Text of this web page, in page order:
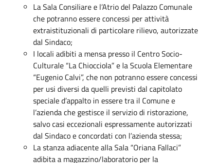
La Sala Consiliare e l’Atrio del Palazzo Comunale
che potranno essere concessi per attività
extraistituzionali di particolare rilievo, autorizzate
dal Sindaco;
I locali adibiti a mensa presso il Centro Socio-
Culturale “La Chiocciola” e la Scuola Elementare
“Eugenio Calvi”, che non potranno essere concessi
per usi diversi da quelli previsti dal capitolato
speciale d’appalto in essere tra il Comune e
l’azienda che gestisce il servizio di ristorazione,
salvo casi eccezionali espressamente autorizzati
dal Sindaco e concordati con l’azienda stessa;
La stanza adiacente alla Sala “Oriana Fallaci”
adibita a magazzino/laboratorio per la